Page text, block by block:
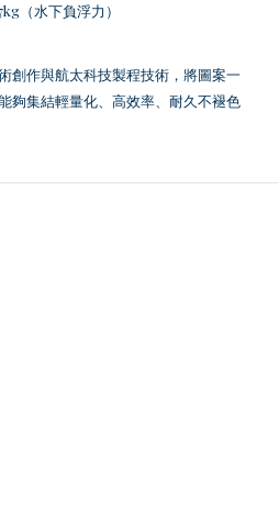
（水下負浮力）
創作與航太科技製程技術，將圖案一
夠集結輕量化、高效率、耐久不褪色